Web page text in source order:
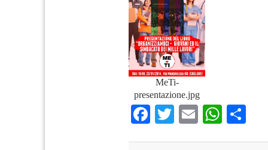
MeTi-
presentazione.jpg
Facebook
TwitterEmail